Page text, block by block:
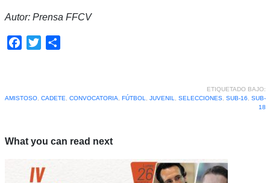
Autor: Prensa FFCV
Facebook
Twitter
ETIQUETADO BAJO:
AMISTOSO, CADETE CONVOCATORIA FÚTBOL JUVENIL SELECCIONES, SUB-16
SUB-
18
What you can read next